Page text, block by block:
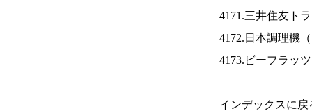
4171.三井住友ト
4172.日本調理機（
4173.ビーフラッ
インデックスに戻